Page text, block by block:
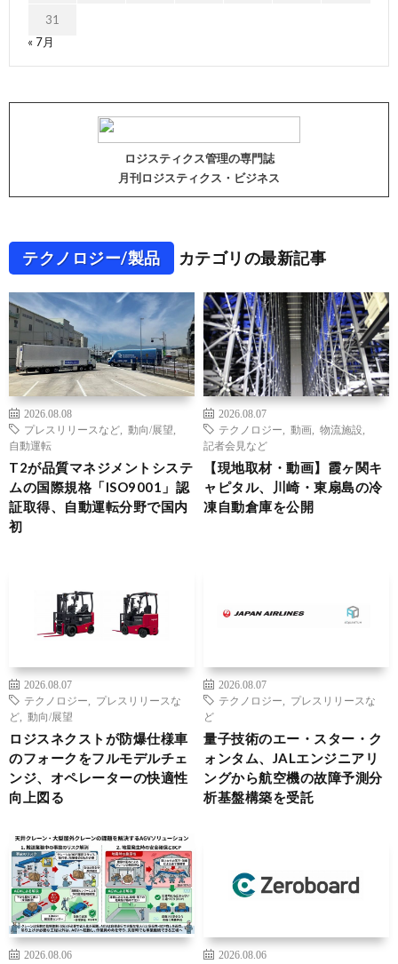
31
« 7月
ロジスティクス管理の専門誌
月刊ロジスティクス・ビジネス
テクノロジー/製品 カテゴリの最新記事
2026.08.08
プレスリリースなど
動向/展望
自動運転
T2が品質マネジメントシステ
ムの国際規格「ISO9001」認
証取得、自動運転分野で国内
初
2026.08.07
テクノロジー
動画 物流施設
記者会見など
【現地取材・動画】霞ヶ関キ
ャピタル、川崎・東扇島の冷
凍自動倉庫を公開
2026.08.07
テクノロジー
プレスリリースな
ど
動向/展望
ロジスネクストが防爆仕様車
のフォークをフルモデルチェ
ンジ、オペレーターの快適性
向上図る
2026.08.07
テクノロジー
プレスリリースな
ど
量子技術のエー・スター・ク
ォンタム、JALエンジニアリ
ングから航空機の故障予測分
析基盤構築を受託
2026.08.06
2026.08.06